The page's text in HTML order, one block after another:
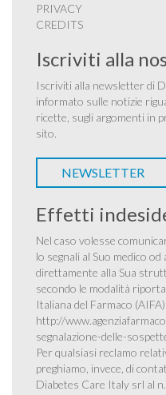
PRIVACY
CREDITS
Iscriviti alla
Iscriviti alla newsletter di
informato sulle notizie
ricette, sugli argomenti in
sito.
NEWSLETTER
Effetti
Nel caso volesse
lo segnali al Suo medico
direttamente alla Sua
secondo le modalità
Italiana del Farmaco
http://
segnalazione-delle-
Per qualsiasi reclamo
preghiamo, invece, di
Diabetes Care Italy srl al